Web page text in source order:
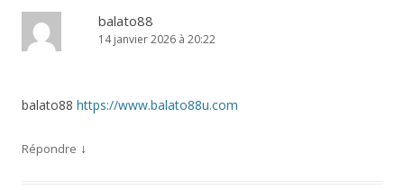
balato88
14 janvier 2026 à 20:22
balato88 https://www.balato88u.com
Répondre ↓